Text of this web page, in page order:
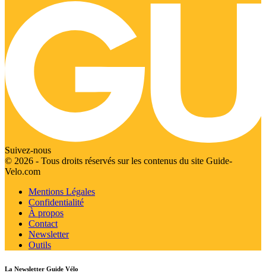
Suivez-nous
© 2026 - Tous droits réservés sur les contenus du site Guide-
Velo.com
Mentions Légales
Confidentialité
À propos
Contact
Newsletter
Outils
La Newsletter Guide Vélo